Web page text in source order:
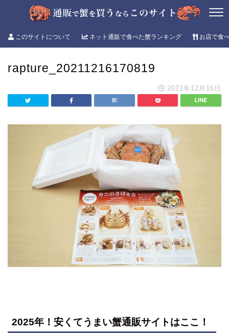
このサイトについて ネット通販で食べた蟹ランキング お店で食
rapture_20211216170819
2021年12月16日
2025年！安くてうまい蟹通販サイトはここ！